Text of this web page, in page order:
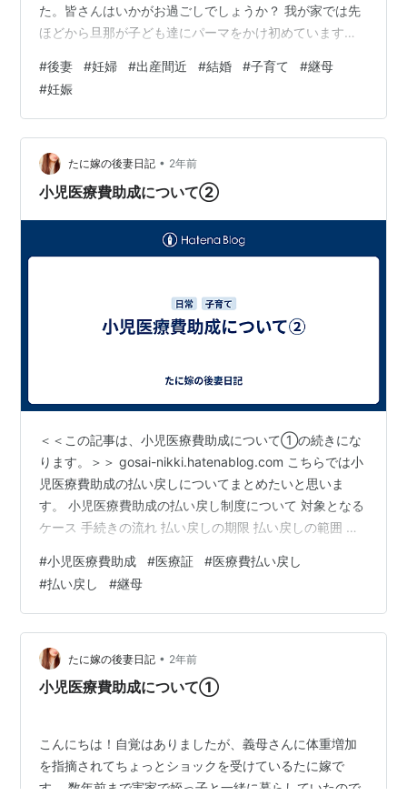
た。皆さんはいかがお過ごしでしょうか？ 我が家では先
ほどから旦那が子ども達にパーマをかけ初めています💇
たあんかけチャーハンでした。しっかり食べたはずが、
早くもお腹が空き始めているので、夜食は蕎麦かお餅を
食べちゃおうかなと思っています！ いろんな変化があっ
た今年一年。振り返ると変化が大きかったなぁとしみじ
み😌 「結婚」「子育て」「妊娠」を爆速で経験しまし
た。 後妻になり、旦那と子ども達…
#後妻 #妊婦 #出産間近 #結婚 #子育て #継母
#妊娠
たに嫁の後妻日記 • 2年前
小児医療費助成について②
＜＜この記事は、小児医療費助成について①の続きにな
ります。＞＞ gosai-nikki.hatenablog.com こちらでは小
児医療費助成の払い戻しについてまとめたいと思いま
す。 小児医療費助成の払い戻し制度について 対象となる
ケース 手続きの流れ 払い戻しの期限 払い戻しの範囲 注
制度について 医療機関で受けた治療にかかる医療費を一
時的に全額または一部負担した後で、自治体がその負担
分を後から返金（払い戻し）してくれる仕組みです。 対
象となるケース 助成カードを提示し忘れた場合 保険証を
提示し忘れた場合 後日助成対象となることが判明した…
#小児医療費助成 #医療証 #医療費払い戻し
#払い戻し #継母
たに嫁の後妻日記 • 2年前
小児医療費助成について①